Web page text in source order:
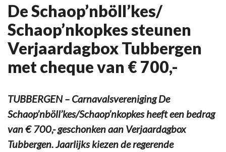
De Schaop’nböll’kes/
Schaop’nkopkes steunen
Verjaardagbox Tubbergen
met cheque van € 700,-
TUBBERGEN – Carnavalsvereniging De
Schaop’nböll’kes/Schaop’nkopkes heeft een bedrag
van € 700,- geschonken aan Verjaardagbox
Tubbergen. Jaarlijks kiezen de regerende